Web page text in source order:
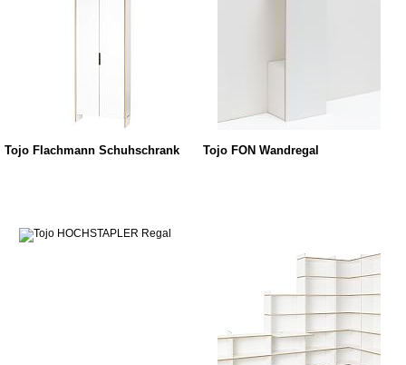
Tojo Flachmann Schuhschrank Tojo FON Wandregal